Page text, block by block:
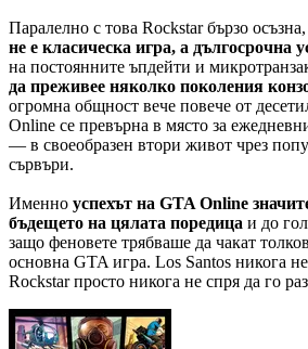
Паралелно с това Rockstar бързо
не е класическа игра, а дългосрочна
на постоянните ъпдейти и
да преживее няколко поколения
огромна общност вече повече от
Online се превърна в място за
— в своеобразен втори живот чрез
сървъри.
Именно успехът на GTA Online
бъдещето на цялата поредица и до
защо феновете трябваше да чакат
основна GTA игра. Los Santos никога
Rockstar просто никога не спря да го